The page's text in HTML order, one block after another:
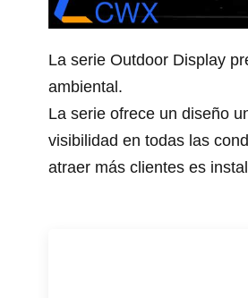
La serie Outdoor Display
ambiental.
La serie ofrece un diseño
visibilidad en todas las
atraer más clientes es